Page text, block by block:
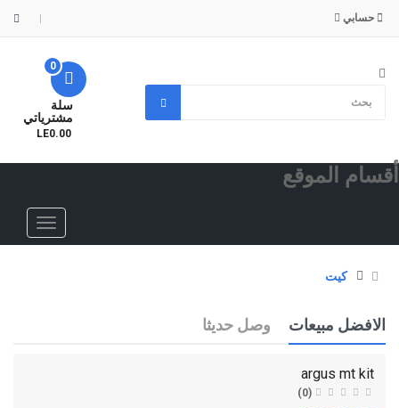
حسابي
سلة
مشترياتي
0
أقسام الموقع
كيت
الافضل مبيعات وصل حديثا
argus mt kit
(0)